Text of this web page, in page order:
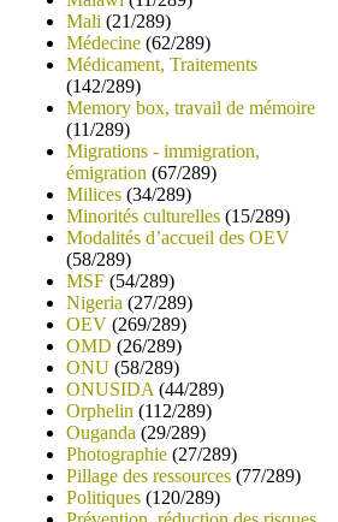
Mali (21/289)
Médecine (62/289)
Médicament, Traitements
(142/289)
Memory box, travail de mémoire
(11/289)
Migrations - immigration,
émigration (67/289)
Milices (34/289)
Minorités culturelles (15/289)
Modalités d’accueil des OEV
(58/289)
MSF (54/289)
Nigeria (27/289)
OEV (269/289)
OMD (26/289)
ONU (58/289)
ONUSIDA (44/289)
Orphelin (112/289)
Ouganda (29/289)
Photographie (27/289)
Pillage des ressources (77/289)
Politiques (120/289)